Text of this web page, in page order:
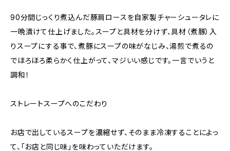
90分間じっくり煮込んだ豚肩ロースを自家製チャーシュータレに
一晩漬けて仕上げました。スープと具材を分けず、具材（煮豚）入
りスープにする事で、煮豚にスープの味がなじみ、湯煎で煮るの
でほろほろ柔らかく仕上がって、マジいい感じです。一言でいうと
調和！
ストレートスープへのこだわり
お店で出しているスープを濃縮せず、そのまま冷凍することによっ
て、「お店と同じ味」を味わっていただけます。